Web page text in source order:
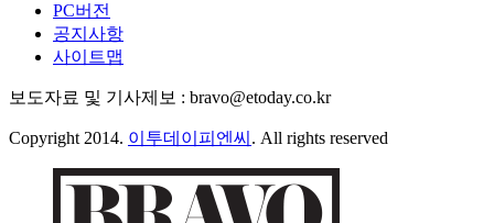
PC버전
공지사항
사이트맵
보도자료 및 기사제보 : bravo@etoday.co.kr
Copyright 2014. 이투데이피엔씨 . All rights reserved